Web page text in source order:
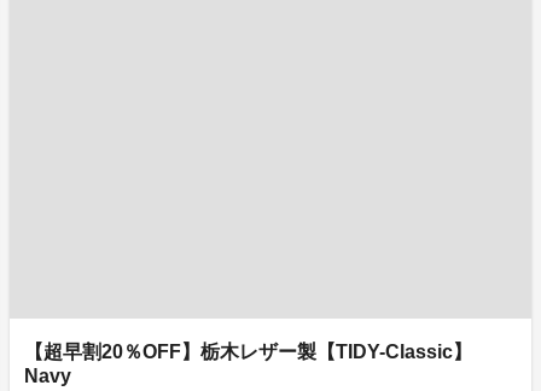
【超早割20％OFF】栃木レザー製【TIDY-Classic】
Navy